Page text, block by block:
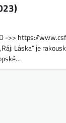
->> https://
Láska“ je